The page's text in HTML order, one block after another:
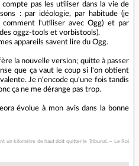
pas les utiliser dans la vie de
: par idéologie, par habitude (je
l'utiliser avec Ogg) et par
oggz-tools et vorbistools).
appareils savent lire du Ogg.
la nouvelle version; quitte à passer
que ça vaut le coup si l'on obtient
Je n'encode qu'une fois tandis
ça ne me dérange pas trop.
évolue à mon avis dans la bonne
un kilomètre de haut doit quitter le Tribunal. -- Le Roi